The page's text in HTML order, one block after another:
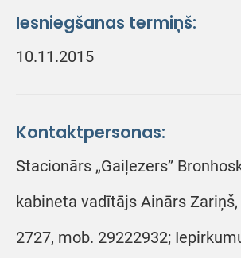
Iesniegšanas termiņš:
10.11.2015
Kontaktpersonas:
Stacionārs „Gaiļezers”
kabineta vadītājs Ainārs
2727, mob. 29222932;